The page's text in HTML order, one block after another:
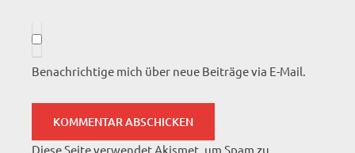
Benachrichtige mich über neue Beiträge via E-Mail.
Diese Seite verwendet Akismet, um Spam zu